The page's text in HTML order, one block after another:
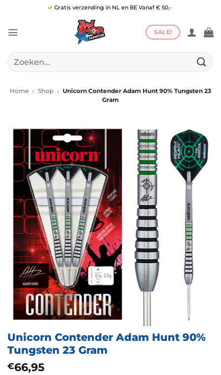
inhoud
Gratis verzending in NL en BE Vanaf € 50,-
SALE!
Zoeken
naar:
Home » Shop » Unicorn Contender Adam Hunt 90% Tungsten 23
Gram
Unicorn Contender Adam Hunt 90%
Tungsten 23 Gram
€66,95